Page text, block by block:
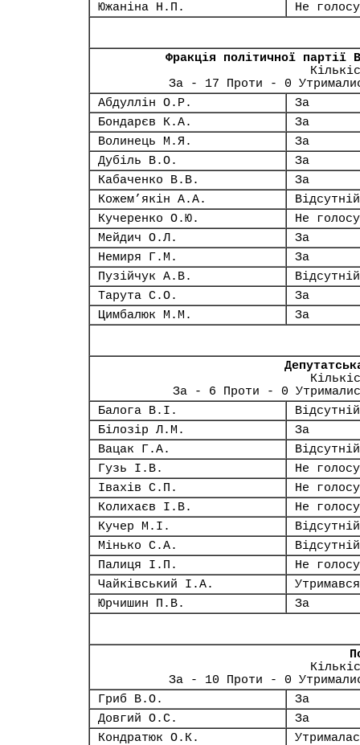
Южаніна Н.П.
Не
Фракція політичної партії
За - 17 Проти - 0
Абдуллін О.Р.
За
Бондарєв К.А.
За
Волинець М.Я.
За
Дубіль В.О.
За
Кабаченко В.В.
За
Кожем’якін А.А.
Відсутній
Кучеренко О.Ю.
Не
Мейдич О.Л.
За
Немиря Г.М.
За
Пузійчук А.В.
Відсутній
Тарута С.О.
За
Цимбалюк М.М.
За
За - 6 Проти - 0
Балога В.І.
Відсутній
Білозір Л.М.
За
Вацак Г.А.
Відсутній
Гузь І.В.
Не
Івахів С.П.
Не
Колихаєв І.В.
Не
Кучер М.І.
Відсутній
Мінько С.А.
Відсутній
Палиця І.П.
Не
Чайківський І.А.
Утримався
Юрчишин П.В.
За
За - 10 Проти - 0
Гриб В.О.
За
Довгий О.С.
За
Кондратюк О.К.